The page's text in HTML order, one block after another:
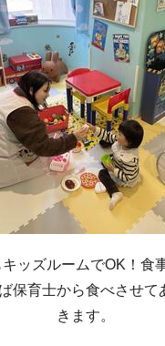
ッズルームでOK！食
保育士から食べさせて
きます。